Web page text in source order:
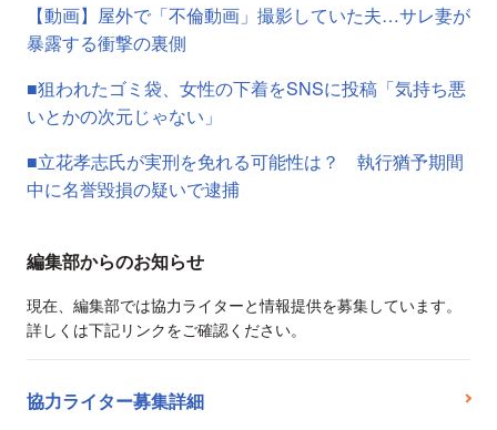
【動画】屋外で「不倫動画」撮影していた夫…サレ妻が
暴露する衝撃の裏側
■狙われたゴミ袋、女性の下着をSNSに投稿「気持ち悪
いとかの次元じゃない」
■立花孝志氏が実刑を免れる可能性は？ 執行猶予期間
中に名誉毀損の疑いで逮捕
編集部からのお知らせ
現在、編集部では協力ライターと情報提供を募集しています。
詳しくは下記リンクをご確認ください。
協力ライター募集詳細